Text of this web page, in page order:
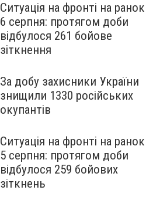
Ситуація на фронті на ранок
6 серпня: протягом доби
відбулося 261 бойове
зіткнення
За добу захисники України
знищили 1330 російських
окупантів
Ситуація на фронті на ранок
5 серпня: протягом доби
відбулося 259 бойових
зіткнень